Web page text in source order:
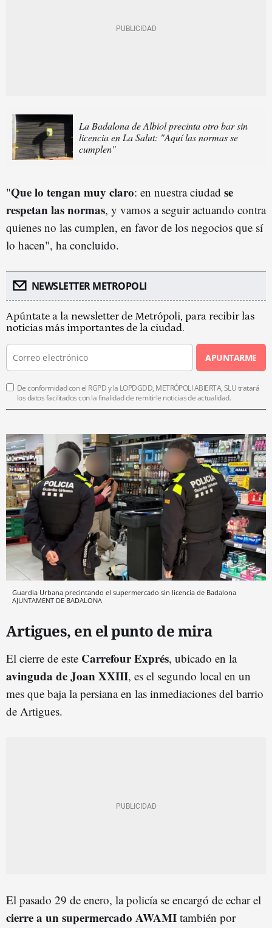
La Badalona de Albiol precinta otro bar sin
licencia en La Salut: "Aquí las normas se
cumplen"
"Que lo tengan muy claro: en nuestra ciudad se
respetan las normas, y vamos a seguir actuando contra
quienes no las cumplen, en favor de los negocios que sí
lo hacen", ha concluido.
NEWSLETTER METROPOLI
Apúntate a la newsletter de Metrópoli, para recibir las
noticias más importantes de la ciudad.
APUNTARME
De conformidad con el RGPD y la LOPDGDD, METRÓPOLI ABIERTA, SLU tratará
los datos facilitados con la finalidad de remitirle noticias de actualidad.
Guardia Urbana precintando el supermercado sin licencia de Badalona
AJUNTAMENT DE BADALONA
Artigues, en el punto de mira
El cierre de este Carrefour Exprés, ubicado en la
avinguda de Joan XXIII, es el segundo local en un
mes que baja la persiana en las inmediaciones del barrio
de Artigues.
El pasado 29 de enero, la policía se encargó de echar el
cierre a un supermercado AWAMI también por